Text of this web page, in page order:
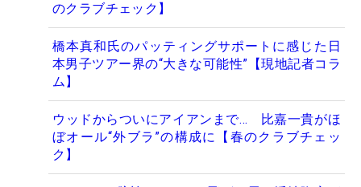
のクラブチェック】
橋本真和氏のパッティングサポートに感じた日
本男子ツアー界の“大きな可能性”【現地記者コラ
ム】
ウッドからついにアイアンまで… 比嘉一貴がほ
ぼオール“外ブラ”の構成に【春のクラブチェッ
ク】